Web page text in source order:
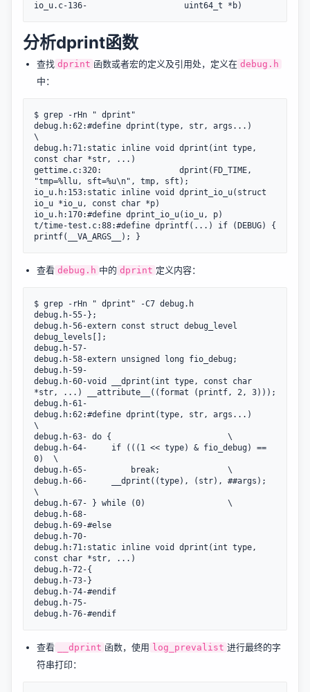
分析dprint函数
查找 dprint 函数或者宏的定义及引用处，定义在 debug.h
中：
$ grep -rHn " dprint"
debug.h:62:#define dprint(type, str, args...)
\
debug.h:71:static inline void dprint(int type,
const char *str, ...)
gettime.c:320:                dprint(FD_TIME,
"tmp=%llu, sft=%u\n", tmp, sft);
io_u.h:153:static inline void dprint_io_u(struct
io_u *io_u, const char *p)
io_u.h:170:#define dprint_io_u(io_u, p)
t/time-test.c:88:#define dprintf(...) if (DEBUG) {
查看 debug.h 中的 dprint 定义内容：
$ grep -rHn " dprint" -C7 debug.h
debug.h-55-};
debug.h-56-extern const struct debug_level
debug_levels[];
debug.h-57-
debug.h-58-extern unsigned long fio_debug;
debug.h-59-
debug.h-60-void __dprint(int type, const char
*str, ...) __attribute__((format (printf, 2, 3)));
debug.h-61-
debug.h:62:#define dprint(type, str, args...)
\
debug.h-63-	do {						\
debug.h-64-		if (((1 << type) & fio_debug) ==
0)	\
debug.h-65-			break;				\
debug.h-66-		__dprint((type), (str), ##args);
\
debug.h-67-	} while (0)					\
debug.h-68-
debug.h-69-#else
debug.h-70-
debug.h:71:static inline void dprint(int type,
const char *str, ...)
debug.h-72-{
debug.h-73-}
debug.h-74-#endif
debug.h-75-
查看 __dprint 函数，使用 log_prevalist 进行最终的字
符串打印：